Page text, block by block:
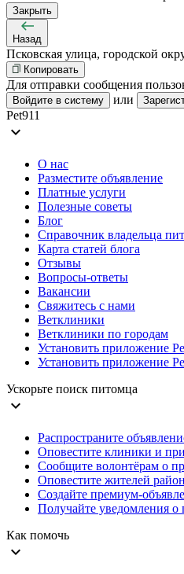
Закрыть
Назад
Псковская улица, городской
Копировать
Для отправки сообщения
Войдите в систему или
Pet911
expand_more
О нас
Разместите объявление
Платные услуги
Полезные советы
Блог
Справочник владельца
Карта статей блога
Отзывы
Вопросы-ответы
Вакансии
Свяжитесь с нами
Ветклиники
Ветклиники по городам
Установить приложение
Установить приложение
Ускорьте поиск питомца
expand_more
Распространите
Оповестите клиники и
Сообщите волонтёрам о
Оповестите жителей
Создайте премиум-
Получайте уведомления
Как помочь
expand_more